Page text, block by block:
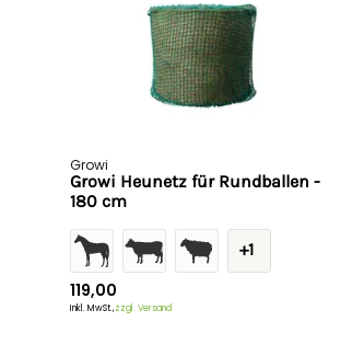
Growi
Growi Heunetz für Rundballen -
180 cm
+1
119,00
Inkl. MwSt.,zzgl. Versand